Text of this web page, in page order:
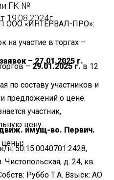
ГК №
19.08.2024г.
ООО «ИНТЕРВАЛ-ПРО»:
на участие в торгах –
– 27.01.2025 г.
– 29.01.2025 г.в 12
по составу участников и
предложений о цене.
участник,
цену.
имущ-во. Первич.
цены:
н: 50:15:0040701:2428,
д. 24, кв.
Руббо Т.А. Взыск: АО